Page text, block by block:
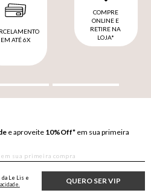
EM ATÉ 6X
COMPRE
ONLINE E
RETIRE NA
LOJA*
e aproveite 10%Off* em sua primeira
QUERO SER VIP
Le Lis e